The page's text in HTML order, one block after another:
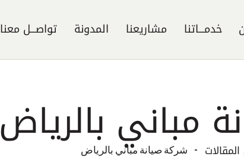
خدمـــاتنا مشاريعنا المدونة تواصـــل معنا
مباني بالرياض
شركة صيانة مباني بالرياض